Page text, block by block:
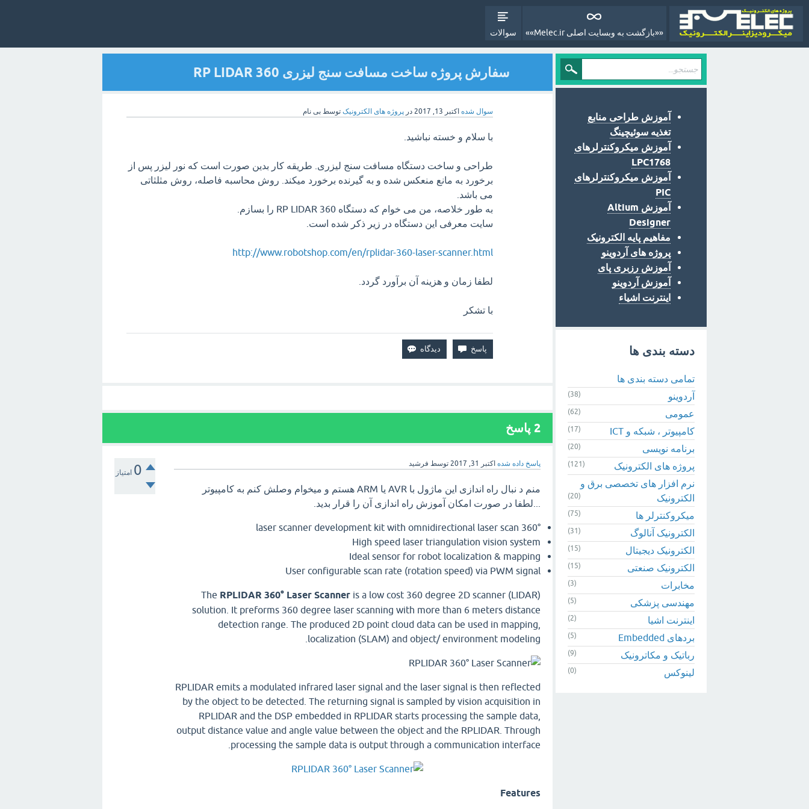
سوالات ««بازگشت به وبسایت اصلی Melec.ir»»
سفارش پروژه ساخت مسافت سنج لیزری RP LIDAR 360
سوال شده اکتبر 13, 2017 درپروژه های الکترونیک توسطبی نام
با سلام و خسته نباشید.
طراحی و ساخت دستگاه مسافت سنج لیزری. طریقه کار بدین صورت است که نور لیزر پس از
برخورد به مانع منعکس شده و به گیرنده برخورد میکند. روش محاسبه فاصله، روش مثلثاتی
می باشد.
به طور خلاصه، من می خوام که دستگاه RP LIDAR 360 را بسازم.
سایت معرفی این دستگاه در زیر ذکر شده است.
http://www.robotshop.com/en/rplidar-360-laser-scanner.html
لطفا زمان و هزینه آن برآورد گردد.
با تشکر
2 پاسخ
0 امتیاز
پاسخ داده شده اکتبر 31, 2017 توسط فرشید
منم د نبال راه اندازی این ماژول با AVR یا ARM هستم و میخوام وصلش کنم به کامپیوتر
...لطفا در صورت امکان آموزش راه اندازی آن را قرار بدید.
360° laser scanner development kit with omnidirectional laser scan
High speed laser triangulation vision system
Ideal sensor for robot localization & mapping
User configurable scan rate (rotation speed) via PWM signal
The RPLIDAR 360° Laser Scanneris a low cost 360 degree 2D scanner (LIDAR)
solution. It preforms 360 degree laser scanning with more than 6 meters distance
detection range. The produced 2D point cloud data can be used in mapping,
localization (SLAM) and object/ environment modeling.
RPLIDAR emits a modulated infrared laser signal and the laser signal is then reflected
by the object to be detected. The returning signal is sampled by vision acquisition in
RPLIDAR and the DSP embedded in RPLIDAR starts processing the sample data,
output distance value and angle value between the object and the RPLIDAR. Through
processing the sample data is output through a communication interface.
Features
آموزش طراحی منابع
تغذیه سوئیچینگ
آموزش میکروکنترلرهای
LPC1768
آموزش میکروکنترلرهای
PIC
آموزش Altium
Designer
مفاهیم پایه الکترونیک
پروژه های آردوینو
آموزش رزبری پای
آموزش آردوینو
اینترنت اشیاء
دسته بندی ها
تمامی دسته بندی ها
آردوینو
(38)
عمومی (62)
کامپیوتر ، شبکه و ICT (17)
برنامه نویسی (20)
پروژه های الکترونیک (121)
نرم افزار های تخصصی برق و
الکترونیک
(20)
میکروکنترلر ها (75)
الکترونیک آنالوگ (31)
الکترونیک دیجیتال (15)
الکترونیک صنعتی (15)
مخابرات (3)
مهندسی پزشکی (5)
اینترنت اشیا (2)
بردهای Embedded (5)
رباتیک و مکاترونیک (9)
لینوکس (0)